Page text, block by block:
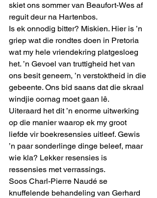
skiet ons sommer van Beaufort-Wes af
reguit deur na Hartenbos.
Is ek onnodig bitter? Miskien. Hier is ’n
griep wat die rondtes doen in Pretoria
wat my hele vriendekring platgesloeg
het. ’n Gevoel van truttigheid het van
ons besit geneem, ’n verstoktheid in die
gebeente. Ons bid saans dat die skraal
windjie oornag moet gaan lê.
Uiteraard het dit ’n enorme uitwerking
op die manier waarop ek my groot
liefde vir boekresensies uitleef. Gewis
’n paar sonderlinge dinge beleef, maar
wie kla? Lekker resensies is
ressensies met verrassings.
Soos Charl-Pierre Naudé se
knuffelende behandeling van Gerhard